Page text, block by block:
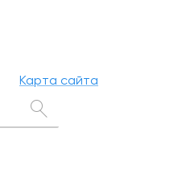
Карта сайта